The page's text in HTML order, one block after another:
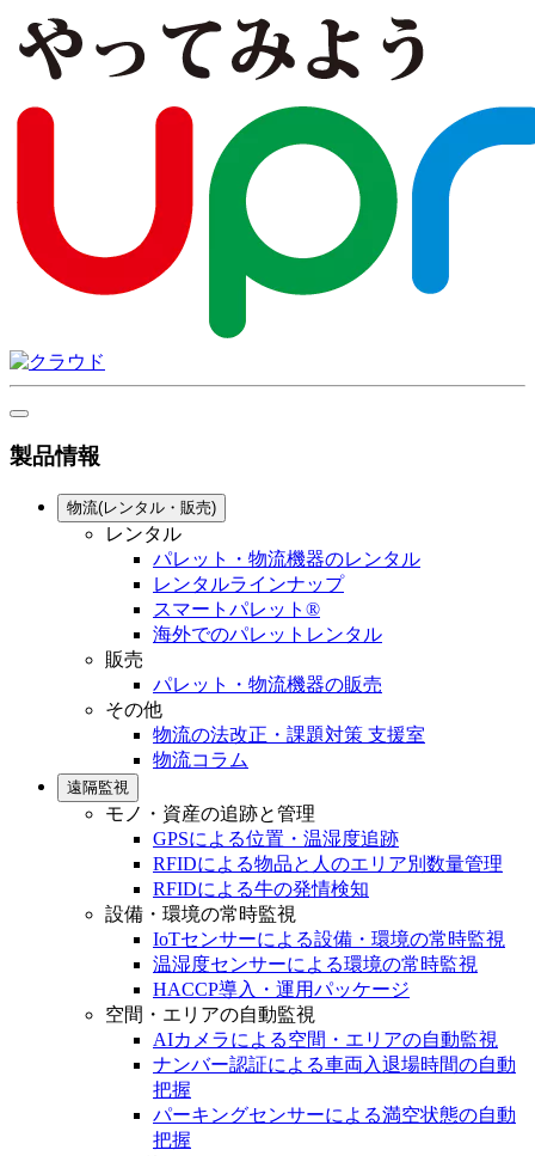
製品情報
物流(レンタル・販売)
レンタル
パレット・物流機器のレンタル
レンタルラインナップ
スマートパレット®
海外でのパレットレンタル
販売
パレット・物流機器の販売
その他
物流の法改正・課題対策 支援室
物流コラム
遠隔監視
モノ・資産の追跡と管理
GPSによる位置・温湿度追跡
RFIDによる物品と人のエリア別数量管理
RFIDによる牛の発情検知
設備・環境の常時監視
IoTセンサーによる設備・環境の常時監視
温湿度センサーによる環境の常時監視
HACCP導入・運用パッケージ
空間・エリアの自動監視
AIカメラによる空間・エリアの自動監視
ナンバー認証による車両入退場時間の自動
把握
パーキングセンサーによる満空状態の自動
把握